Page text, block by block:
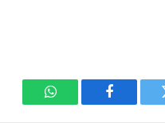
WhatsAppFacebook